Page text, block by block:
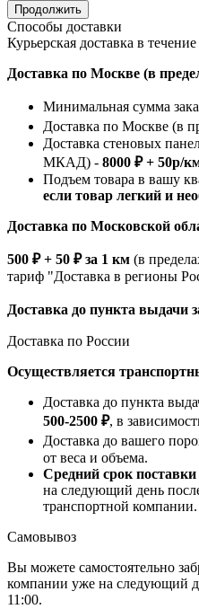
Продолжить
Способы доставки
Курьерская доставка в
Доставка по Москве (в
Минимальная сумма
Доставка по Москве (в
Доставка стеновых
МКАД) - 8000 ₽ + 50р/
Подъем товара в вашу
если товар легкий и
Доставка по Московской
500 ₽ + 50 ₽ за 1 км (в
тариф "Доставка в регионы
Доставка до пункта выдачи
Доставка по России
Осуществляется
Доставка до пункта
500-2500 ₽, в
Доставка до вашего
от веса и объема.
Средний срок поставки
на следующий день
транспортной компании.
Самовывоз
Вы можете самостоятельно
компании уже на следующий
11:00.